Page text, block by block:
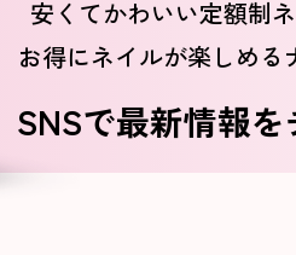
安くてかわいい定額制
お得にネイルが楽しめる
SNSで最新情報